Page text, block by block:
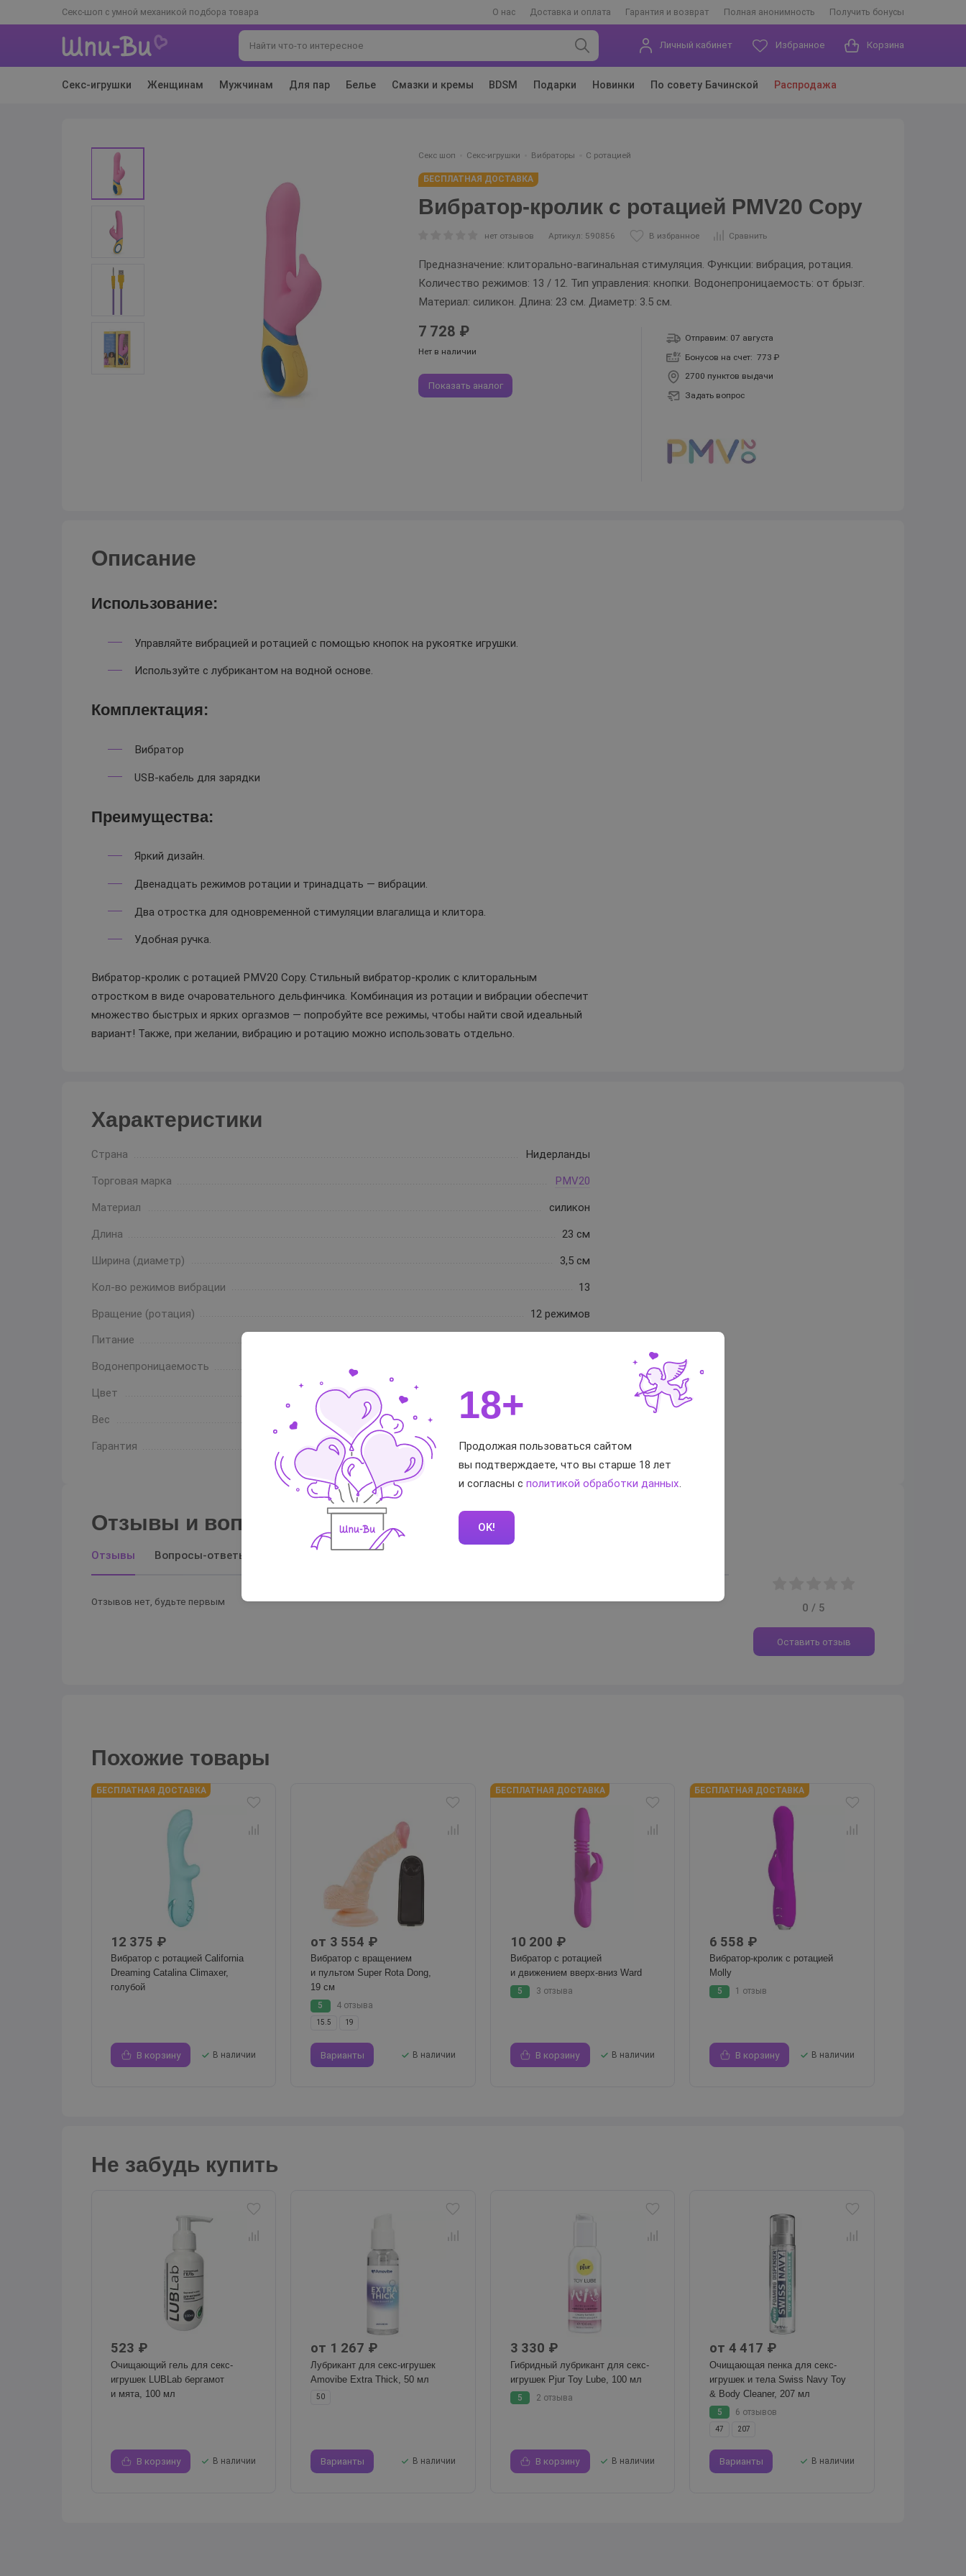
Секс-шоп с умной механикой подбора товара О нас Доставка и оплата Гарантия и возврат Полная анонимность Получить бонусы
Личный кабинет Избранное Корзина
Секс-игрушки Женщинам Мужчинам Для пар Белье Смазки и кремы BDSM Подарки Новинки По совету Бачинской Распродажа
Секс шоп Секс-игрушки Вибраторы C ротацией
БЕСПЛАТНАЯ ДОСТАВКА
Вибратор-кролик с ротацией PMV20 Copy
нет отзывов Артикул: 590856 В избранное Сравнить
Предназначение: клиторально-вагинальная стимуляция. Функции: вибрация, ротация.
Количество режимов: 13 / 12. Тип управления: кнопки. Водонепроницаемость: от брызг.
Материал: силикон. Длина: 23 см. Диаметр: 3.5 см.
7 728 ₽
Нет в наличии
Показать аналог
Отправим: 07 августа
Бонусов на счет:773 ₽
2700 пунктов выдачи
Задать вопрос
Описание
Использование:
Управляйте вибрацией и ротацией с помощью кнопок на рукоятке игрушки.
Используйте с лубрикантом на водной основе.
Комплектация:
Вибратор
USB-кабель для зарядки
Преимущества:
Яркий дизайн.
Двенадцать режимов ротации и тринадцать — вибрации.
Два отростка для одновременной стимуляции влагалища и клитора.
Удобная ручка.
Вибратор-кролик с ротацией PMV20 Copy. Стильный вибратор-кролик с клиторальным
отростком в виде очаровательного дельфинчика. Комбинация из ротации и вибрации обеспечит
множество быстрых и ярких оргазмов — попробуйте все режимы, чтобы найти свой идеальный
вариант! Также, при желании, вибрацию и ротацию можно использовать отдельно.
Характеристики
Страна Нидерланды
Торговая марка PMV20
Материал силикон
Длина 23 см
Ширина (диаметр) 3,5 см
Кол-во режимов вибрации 13
Вращение (ротация) 12 режимов
Питание
Водонепроницаемость
Цвет
Вес
Гарантия 1 год
Отзывы и вопросы-ответы
Отзывы Вопросы-ответы
Отзывов нет, будьте первым 0 / 5
Оставить отзыв
Похожие товары
БЕСПЛАТНАЯ ДОСТАВКА
12 375 ₽
Вибратор с ротацией California
Dreaming Catalina Climaxer,
голубой
В корзину В наличии
от 3 554 ₽
Вибратор с вращением
и пультом Super Rota Dong,
19 см
5 4 отзыва
15.5 19
Варианты В наличии
БЕСПЛАТНАЯ ДОСТАВКА
10 200 ₽
Вибратор с ротацией
и движением вверх-вниз Ward
5 3 отзыва
В корзину В наличии
БЕСПЛАТНАЯ ДОСТАВКА
6 558 ₽
Вибратор-кролик с ротацией
Molly
5 1 отзыв
В корзину В наличии
Не забудь купить
523 ₽
Очищающий гель для секс-
игрушек LUBLab бергамот
и мята, 100 мл
В корзину В наличии
от 1 267 ₽
Лубрикант для секс-игрушек
Amovibe Extra Thick, 50 мл
50
Варианты В наличии
3 330 ₽
Гибридный лубрикант для секс-
игрушек Pjur Toy Lube, 100 мл
5 2 отзыва
В корзину В наличии
от 4 417 ₽
Очищающая пенка для секс-
игрушек и тела Swiss Navy Toy
& Body Cleaner, 207 мл
5 6 отзывов
47 207
Варианты В наличии
18+
Продолжая пользоваться сайтом
вы подтверждаете, что вы старше 18 лет
и согласны сполитикой обработки данных
OK!